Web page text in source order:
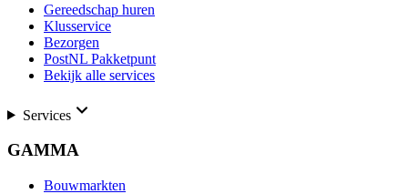
Gereedschap huren
Klusservice
Bezorgen
PostNL Pakketpunt
Bekijk alle services
Services
GAMMA
Bouwmarkten